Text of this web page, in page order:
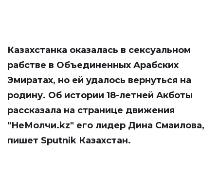
Казахстанка оказалась в сексуальном
рабстве в Объединенных Арабских
Эмиратах, но ей удалось вернуться на
родину. Об истории 18-летней Акботы
рассказала на странице движения
"НеМолчи.kz" его лидер Дина Смаилова,
пишет Sputnik Казахстан.